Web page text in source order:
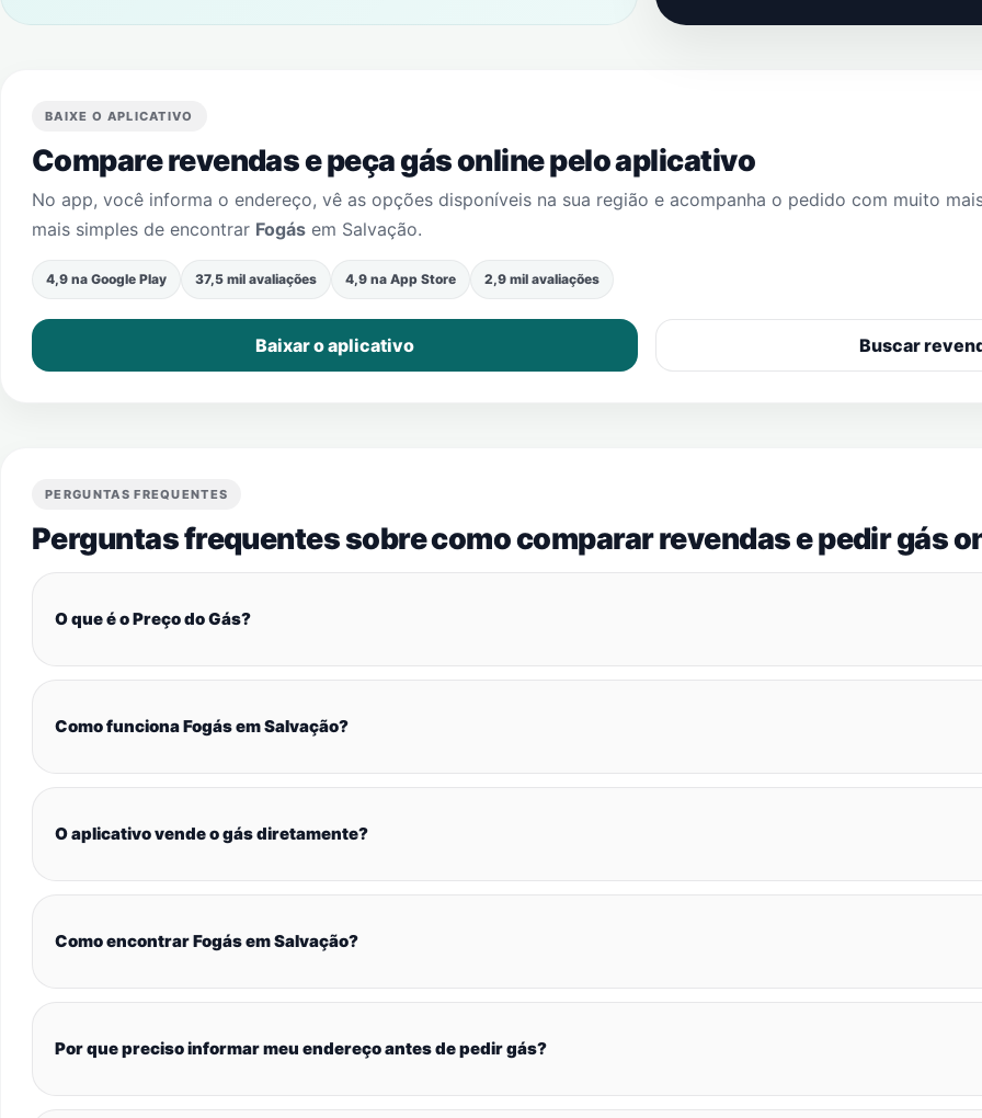
BAIXE O APLICATIVO
Compare revendas e peça gás online pelo aplicativo
No app, você informa o endereço, vê as opções disponíveis na sua região e acompanha o pedido com muito
mais simples de encontrar Fogás em Salvação.
4,9 na Google Play 37,5 mil avaliações 4,9 na App Store 2,9 mil avaliações
Baixar o aplicativo Buscar
PERGUNTAS FREQUENTES
Perguntas frequentes sobre como comparar revendas e pedir gás
O que é o Preço do Gás?
Como funciona Fogás em Salvação?
O aplicativo vende o gás diretamente?
Como encontrar Fogás em Salvação?
Por que preciso informar meu endereço antes de pedir gás?